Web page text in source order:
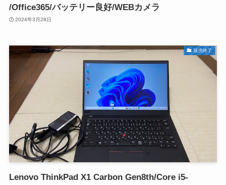
/Office365/バッテリー良好/WEBカメラ
2024年3月28日
販売終了
Lenovo ThinkPad X1 Carbon Gen8th/Core i5-